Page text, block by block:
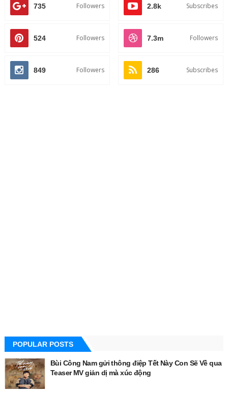
735 Followers 2.8k Subscribes
524 Followers 7.3m Followers
849 Followers 286 Subscribes
POPULAR POSTS
Bùi Công Nam gửi thông điệp Tết Này Con Sẽ Về qua
Teaser MV giản dị mà xúc động